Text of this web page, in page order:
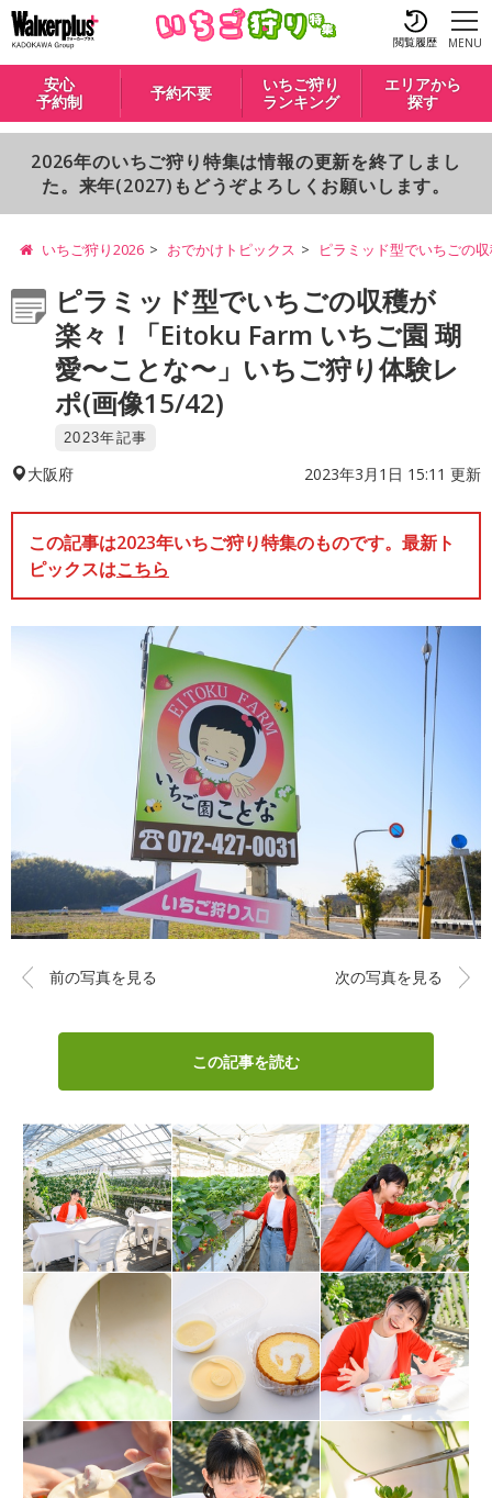
閲覧履歴 MENU
安心
予約制
予約不要
いちご狩り
ランキング
エリアから
探す
2026年のいちご狩り特集は情報の更新を終了しまし
た。来年(2027)もどうぞよろしくお願いします。
いちご狩り2026 おでかけトピックス ピラミッド型でいちごの
ピラミッド型でいちごの収穫が
楽々！「Eitoku Farm いちご園 瑚
愛〜ことな〜」いちご狩り体験レ
ポ(画像15/42)
2023年記事
大阪府 2023年3月1日 15:11 更新
この記事は2023年いちご狩り特集のものです。最新ト
ピックスはこちら
前の写真を見る 次の写真を見る
この記事を読む